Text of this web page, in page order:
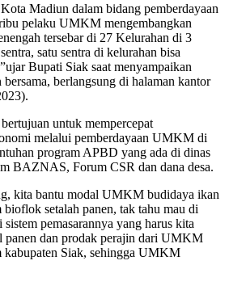
Madiun dalam bidang pemberdayaan
pelaku UMKM mengembangkan
tersebar di 27 Kelurahan di 3
satu sentra di kelurahan bisa
Bupati Siak saat menyampaikan
berlangsung di halaman kantor
untuk mempercepat
melalui pemberdayaan UMKM di
program APBD yang ada di dinas
BAZNAS, Forum CSR dan dana desa.
kita bantu modal UMKM budidaya ikan
bioflok setalah panen, tak tahu mau di
pemasarannya yang harus kita
panen dan prodak perajin dari UMKM
kabupaten Siak, sehingga UMKM